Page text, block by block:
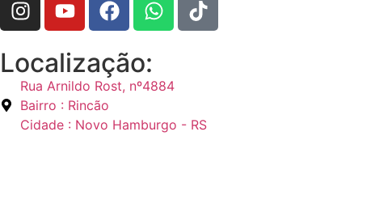
Localização:
Rua Arnildo Rost, nº4884
Bairro : Rincão
Cidade : Novo Hamburgo - RS